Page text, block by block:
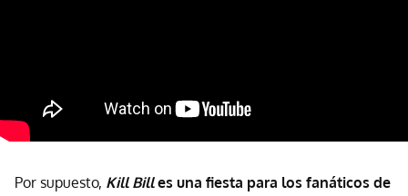
Por supuesto, Kill Billes una fiesta para los fanáticos de